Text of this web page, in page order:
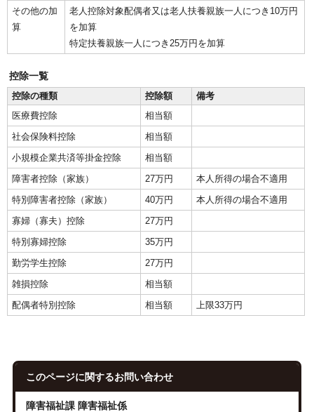
その他の加
算
老人控除対象配偶者又は老人扶養親族一人につき10万円
を加算
特定扶養親族一人につき25万円を加算
控除一覧
控除の種類
控除額
備考
医療費控除
相当額
社会保険料控除
相当額
小規模企業共済等掛金控除
相当額
障害者控除（家族）
27万円
本人所得の場合不適用
特別障害者控除（家族）
40万円
本人所得の場合不適用
寡婦（寡夫）控除
27万円
特別寡婦控除
35万円
勤労学生控除
27万円
雑損控除
相当額
配偶者特別控除
相当額 上限33万円
このページに関するお問い合わせ
障害福祉課 障害福祉係